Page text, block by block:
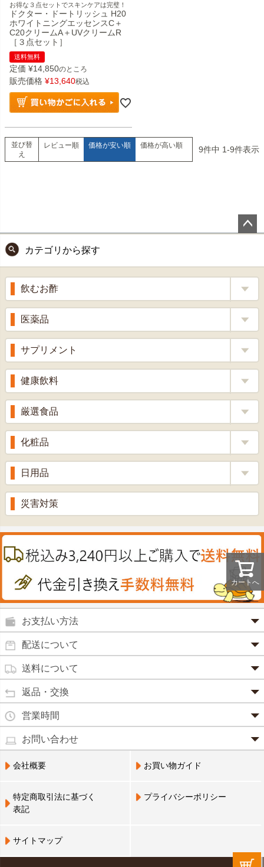
お得な３点セットでスキンケアは完璧！
ドクター・ドートリッシュ H20
ホワイトニングエッセンスC＋
C20クリームA＋UVクリームR
［３点セット］
送料無料
定価 ¥14,850のところ
販売価格 ¥13,640税込
並び替
え
レビュー順 価格が安い順 価格が高い順 9件中 1-9件表示
カートへ
ップ
へ
カテゴリから探す
飲むお酢
補酵素のちから
くろ酢
りんご酢
ざくろ酢
梅酢
医薬品
風邪薬
胃腸薬
整腸薬
解熱鎮痛剤
せきどめ
滋養強壮
消炎鎮痛剤
肌・皮膚のお薬
絆創膏
殺菌消毒液
鼻炎薬
強心剤
目薬
水虫薬
痔の薬
口中薬
尿トラブル
鎮 静 薬
サプリメント
ウコン
乳酸菌
ローヤルゼリー
牡蠣エキス
プロポリス
プラセンタ
肝油
鉄
ノコギリヤシ
グルコサミン
田七人参
イチョウ葉
カルシウム
クロレラ
コラーゲン
ビフィズス
ビタミンC
アミノ酸
健康飲料
健康茶
漢方茶
青汁・豆乳
甘酒
健康ドリンク
厳選食品
もち麦・十六穀米
生姜
丼の素
のど飴
うどん・そば
喜多方ラーメン
カレー・シチュー
化粧品
美容品
スキンクリーム＆美容パック
ウオッシュ＆ソープ
日用品
入浴剤
災害対策
お支払い方法
クレジットカード(1 回払いのみ)
SSL 認証で暗号化処理していますので、 安心して
ご利用いただけます。
代金引換
宅配員に現金でお支払いください。手数料100円。
3,240円(税込)以上で手数料無料です。※ご注文者
のご住所とお届け先のご住所が 異なる場合はご利
営業員支払い
後日郵送される払込票で、14 日以内にコンビニエ
配送について
商品は日本郵便にて発送致します。
通常2～4営業日以内に発送致します。 メーカー取り寄せ商
品、土日祝日、年末年始、弊社の休業日をはさむ場合は、4
～5営業日以上かかる場合もございます。
(営業日カレンダー参照)
※現在、救急箱・乳製品宅配をご利用のお客様は、担当営業
員によるお届けとさせていただきます。
送料について
通常商品
北海道・沖縄800円
送料無料
営業員お届け 送料無料
返品・交換
・お届け商品の交換・返品をご希望の場合は、
週間以内にメールまたはお電話にてご連絡ください。
・お客様のご都合による交換・返品の場合、送料はお客様負
担となります。また返金の際にかかる振込手数料はお客様の
ご負担となります。
・商品の返品による返金につきましては、商品代金のみの返
金とさせていただきます。商品発送時の送料は返金となりま
※次の商品のお取り替え・返品は、原則としてお受けできま
営業時間
・営業時間は、9：00～17：00
となっております。（※土日祝祭日を除く）
・お電話でのご連絡は営業時間内にお願い致します。
お問い合わせ
電話でのお問い合わせ(平日9:00～17:00)
0798-33-9985
会社概要 お買い物ガイド
特定商取引法に基づく
表記
プライバシーポリシー
サイトマップ